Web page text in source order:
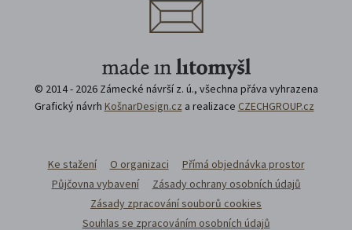
© 2014 - 2026 Zámecké návrší z. ú., všechna přáva vyhrazena
Grafický návrh KošnarDesign.cz a realizace CZECHGROUP.cz
Ke stažení O organizaci
Přímá objednávka prostor
Půjčovna vybavení
Zásady ochrany osobních údajů
Zásady zpracování souborů cookies
Souhlas se zpracováním osobních údajů